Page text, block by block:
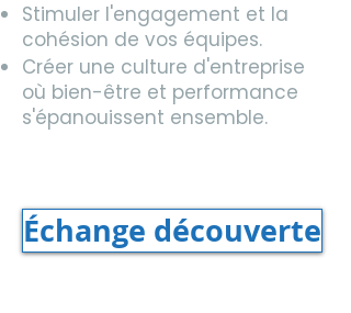
Stimuler l'engagement et la
cohésion de vos équipes.
Créer une culture d'entreprise
où bien-être et performance
s'épanouissent ensemble.
Échange découverte